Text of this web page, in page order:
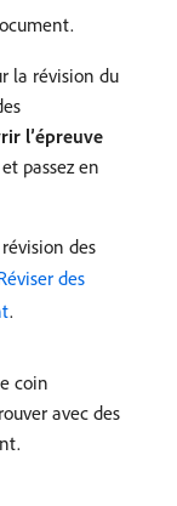
la révision du
l’épreuve
passez en
des
des
.
coin
avec des